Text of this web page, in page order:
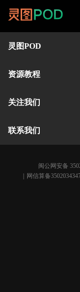
灵图POD
资源教程
关注我们
联系我们
闽公网安备
｜网信算备